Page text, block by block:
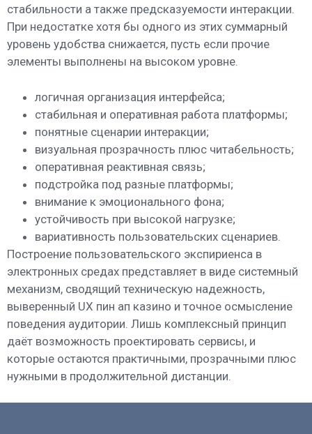
стабильности а также предсказуемости интеракции.
При недостатке хотя бы одного из этих суммарный
уровень удобства снижается, пусть если прочие
элементы выполнены на высоком уровне.
логичная организация интерфейса;
стабильная и оперативная работа платформы;
понятные сценарии интеракции;
визуальная прозрачность плюс читабельность;
оперативная реактивная связь;
подстройка под разные платформы;
внимание к эмоционального фона;
устойчивость при высокой нагрузке;
вариативность пользовательских сценариев.
Построение пользовательского экспириенса в
электронных средах представляет в виде системный
механизм, сводящий техническую надежность,
выверенный UX пин ап казино и точное осмысление
поведения аудитории. Лишь комплексный принцип
даёт возможность проектировать сервисы, и
которые остаются практичными, прозрачными плюс
нужными в продолжительной дистанции.